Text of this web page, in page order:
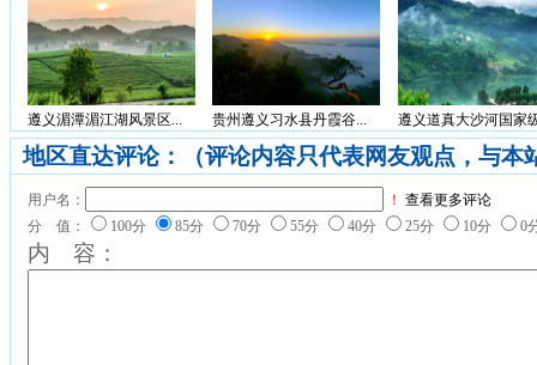
遵义湄潭湄江湖风景区... 贵州遵义习水县丹霞谷... 遵义道真大沙河国家
地区直达评论：（评论内容只代表网友观点，与本
用户名： ！ 查看更多评论
分 值：
100分 85分 70分 55分 40分 25分 10分 0
内 容：